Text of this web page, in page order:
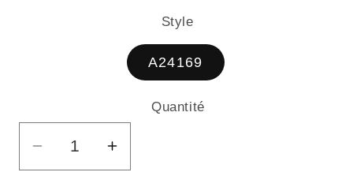
Style
A24169
Quantité
Quantité
Réduire
la
Augmenter
la